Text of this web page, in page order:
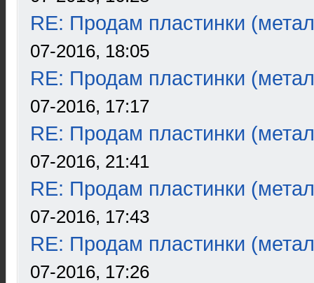
RE: Продам пластинки
07-2016, 18:05
RE: Продам пластинки
07-2016, 17:17
RE: Продам пластинки
07-2016, 21:41
RE: Продам пластинки
07-2016, 17:43
RE: Продам пластинки
07-2016, 17:26